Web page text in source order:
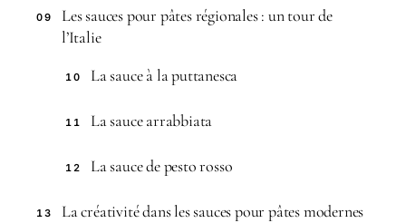
09
Les sauces pour pâtes régionales : un tour de
l’Italie
10 La sauce à la puttanesca
11 La sauce arrabbiata
12 La sauce de pesto rosso
13 La créativité dans les sauces pour pâtes modernes